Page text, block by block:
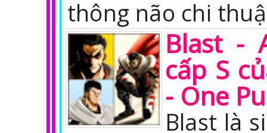
thông não chi
Blast -
cấp S
- One
Blast là